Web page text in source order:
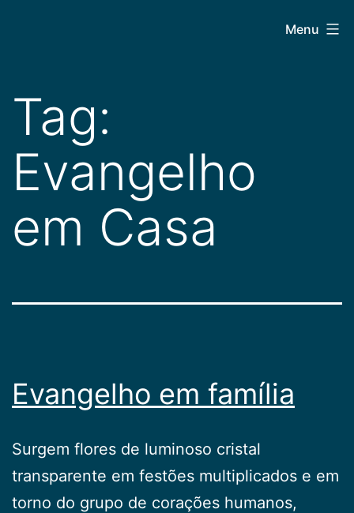
conteúdo
Menu
Tag:
Evangelho
em Casa
Evangelho em família
Surgem flores de luminoso cristal
transparente em festões multiplicados e em
torno do grupo de corações humanos,